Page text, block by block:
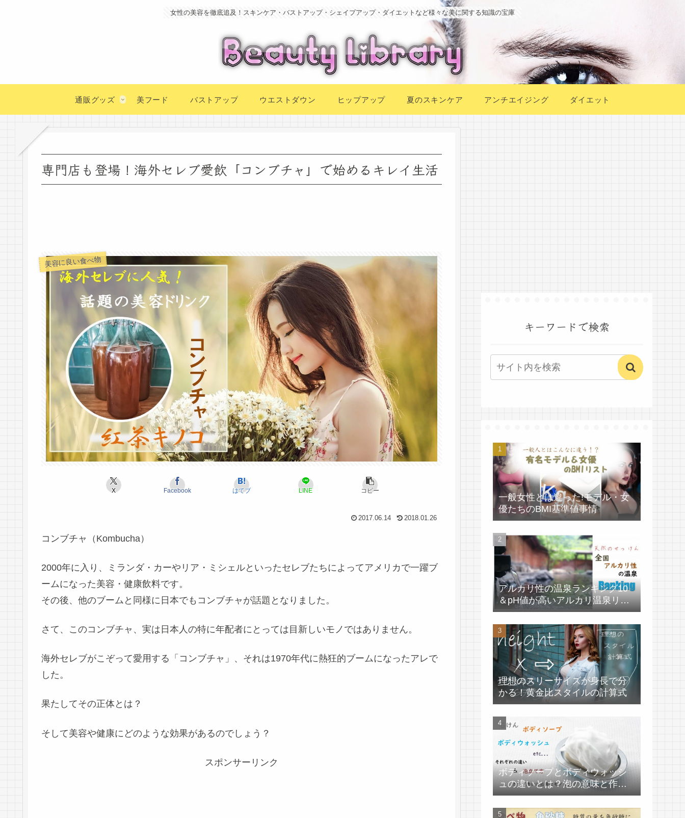
女性の美容を徹底追及！スキンケア・バストアップ・シェイプアップ・ダイエットなど様々な美に関する知識の宝庫
通販グッズ 美フード バストアップ ウエストダウン ヒップアップ 夏のスキンケア アンチエイジング ダイエット
専門店も登場！海外セレブ愛飲「コンブチャ」で始めるキレイ生活
美容に良い食べ物
X Facebook はてブ LINE コピー
2017.06.14 2018.01.26
コンブチャ（Kombucha）
2000年に入り、 ミランダ・カーやリア・ミシェルといったセレブたちによってアメリカで一躍ブ
ームになった美容・健康飲料です。
その後、他のブームと同様に日本でもコンブチャが話題となりました。
さて、このコンブチャ、実は日本人の特に年配者にとっては目新しいモノではありません。
海外セレブがこぞって愛用する「コンブチャ」、それは1970年代に熱狂的ブームになったアレで
した。
果たしてその正体とは？
そして美容や健康にどのような効果があるのでしょう？
スポンサーリンク
キーワードで検索
一般女性とは違った!モデル・女
優たちのBMI基準値事情
アルカリ性の温泉ランキング10
＆pH値が高いアルカリ温泉リス
ト
理想のスリーサイズが身長で分
かる！黄金比スタイルの計算式
ボディソープとボディウォッシ
ュの違いとは？泡の意味と作り
方